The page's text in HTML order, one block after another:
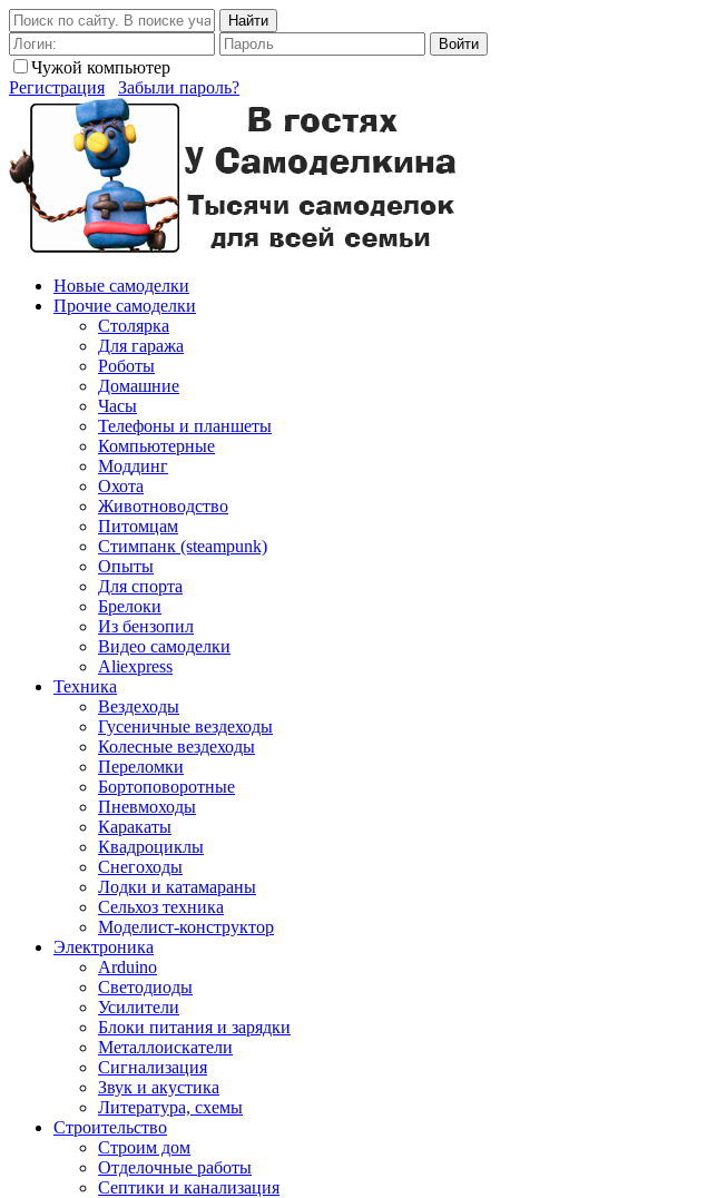
Найти
Войти
Чужой компьютер
Регистрация
Забыли пароль?
Новые самоделки
Прочие самоделки
Столярка
Для гаража
Роботы
Домашние
Часы
Телефоны и планшеты
Компьютерные
Моддинг
Охота
Животноводство
Питомцам
Стимпанк (steampunk)
Опыты
Для спорта
Брелоки
Из бензопил
Видео самоделки
Aliexpress
Техника
Вездеходы
Гусеничные вездеходы
Колесные вездеходы
Переломки
Бортоповоротные
Пневмоходы
Каракаты
Квадроциклы
Снегоходы
Лодки и катамараны
Сельхоз техника
Моделист-конструктор
Электроника
Arduino
Светодиоды
Усилители
Блоки питания и зарядки
Металлоискатели
Сигнализация
Звук и акустика
Литература, схемы
Строительство
Строим дом
Отделочные работы
Септики и канализация